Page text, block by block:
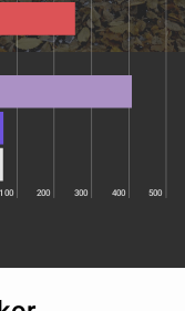
100 200 300 400 500